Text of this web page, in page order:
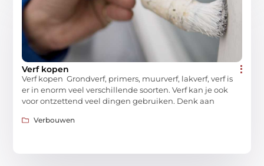
Verf kopen
Verf kopen Grondverf, primers, muurverf, lakverf, verf is
er in enorm veel verschillende soorten. Verf kan je ook
voor ontzettend veel dingen gebruiken. Denk aan
Verbouwen